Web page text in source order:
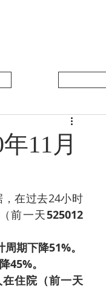
11月
在过去24小时
（前一天525012
期下降51%。­
45%。
住院（前一天